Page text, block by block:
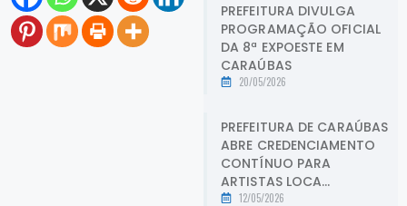
PREFEITURA DIVULGA
PROGRAMAÇÃO OFICIAL
DA 8ª EXPOESTE EM
CARAÚBAS
20/05/2026
PREFEITURA DE CARAÚBAS
ABRE CREDENCIAMENTO
CONTÍNUO PARA
ARTISTAS LOCA...
12/05/2026